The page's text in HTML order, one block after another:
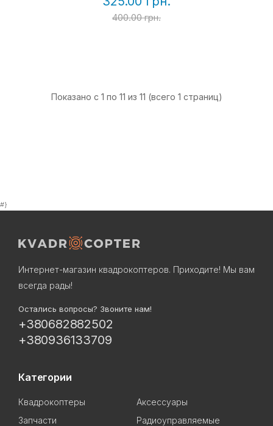
400.00 грн.
Показано с 1 по 11 из 11 (всего 1 страниц)
#}
Интернет-магазин квадрокоптеров. Приходите! Мы вам
всегда рады!
Остались вопросы? Звоните нам!
+380682882502
+380936133709
Категории
Квадрокоптеры
Аксессуары
Запчасти
Радиоуправляемые